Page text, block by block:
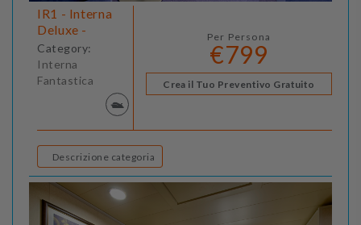
IR1 - Interna
Deluxe -
Category:
Interna
Fantastica
Per Persona
€799
Crea il Tuo Preventivo Gratuito
Descrizione categoria